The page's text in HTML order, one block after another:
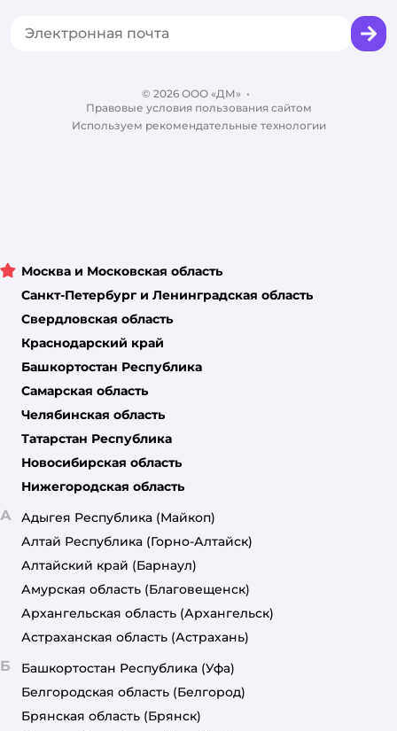
Блог
Корм для собак
© 2026 ООО «ДМ» •
Правовые условия пользования сайтом
Используем рекомендательные технологии
Москва и Московская область
Санкт-Петербург и Ленинградская область
Свердловская область
Краснодарский край
Башкортостан Республика
Самарская область
Челябинская область
Татарстан Республика
Новосибирская область
Нижегородская область
А Адыгея Республика (Майкоп)
Алтай Республика (Горно-Алтайск)
Алтайский край (Барнаул)
Амурская область (Благовещенск)
Архангельская область (Архангельск)
Астраханская область (Астрахань)
Б Башкортостан Республика (Уфа)
Белгородская область (Белгород)
Брянская область (Брянск)